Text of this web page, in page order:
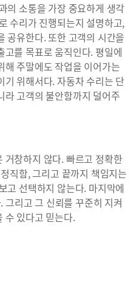
의 소통을 가장 중요하게 생각
수리가 진행되는지 설명하고,
공유한다. 또한 고객의 시간을
를 목표로 움직인다. 평일에
해 주말에도 작업을 이어가는
위해서다. 자동차 수리는 단
고객의 불안함까지 덜어주
창하지 않다. 빠르고 정확한
직함, 그리고 끝까지 책임지는
고 선택하지 않는다. 마지막에
그리고 그 신뢰를 꾸준히 지켜
수 있다고 믿는다.